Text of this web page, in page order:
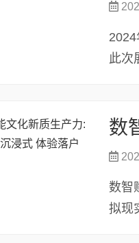
此次
数智
拟现